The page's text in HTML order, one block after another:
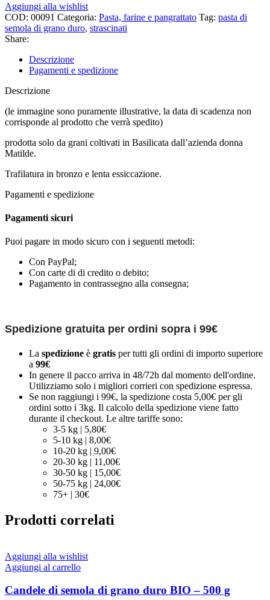
Aggiungi alla wishlist
COD: 00091 Categoria: Pasta, farine e pangrattato Tag: pasta di
semola di grano duro, strascinati
Share:
Descrizione
Pagamenti e spedizione
Descrizione
(le immagine sono puramente illustrative, la data di scadenza non
corrisponde al prodotto che verrà spedito)
prodotta solo da grani coltivati in Basilicata dall’azienda donna
Matilde.
Trafilatura in bronzo e lenta essiccazione.
Pagamenti e spedizione
Pagamenti sicuri
Puoi pagare in modo sicuro con i seguenti metodi:
Con PayPal;
Con carte di di credito o debito;
Pagamento in contrassegno alla consegna;
Spedizione gratuita per ordini sopra i 99€
La spedizione è gratis per tutti gli ordini di importo superiore
a 99€
In genere il pacco arriva in 48/72h dal momento dell'ordine.
Utilizziamo solo i migliori corrieri con spedizione espressa.
Se non raggiungi i 99€, la spedizione costa 5,00€ per gli
ordini sotto i 3kg. Il calcolo della spedizione viene fatto
durante il checkout. Le altre tariffe sono:
3-5 kg | 5,80€
5-10 kg | 8,00€
10-20 kg | 9,00€
20-30 kg | 11,00€
30-50 kg | 15,00€
50-75 kg | 24,00€
75+ | 30€
Prodotti correlati
Aggiungi alla wishlist
Aggiungi al carrello
Candele di semola di grano duro BIO – 500 g